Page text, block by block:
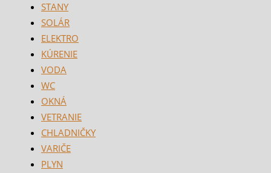
STANY
SOLÁR
ELEKTRO
KÚRENIE
VODA
WC
OKNÁ
VETRANIE
CHLADNIČKY
VARIČE
PLYN